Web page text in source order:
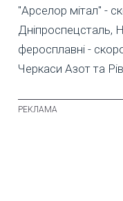
"Арселор мітал" -
Дніпроспецсталь,
феросплавні -
Черкаси Азот та